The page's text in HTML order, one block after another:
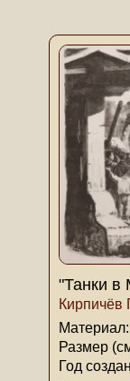
"Танки в
Кирпичёв
Материал:
Размер
Год